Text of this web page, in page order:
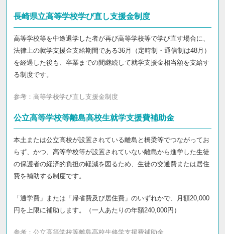
長崎県立高等学校学び直し支援金制度
高等学校等を中途退学した者が再び高等学校等で学び直す場合に、
法律上の就学支援金支給期間である36月（定時制・通信制は48月）
を経過した後も、卒業までの間継続して就学支援金相当額を支給す
る制度です。
参考： 高等学校学び直し支援金制度
公立高等学校等離島高校生就学支援費補助金
本土または公立高校が設置されている離島と橋梁等でつながってお
らず、かつ、高等学校等が設置されていない離島から進学した生徒
の保護者の経済的負担の軽減を図るため、生徒の交通費または居住
費を補助する制度です。
「通学費」または「帰省費及び居住費」のいずれかで、月額20,000
円を上限に補助します。（一人あたりの年額240,000円）
参考： 公立高等学校等離島高校生修学支援費補助金